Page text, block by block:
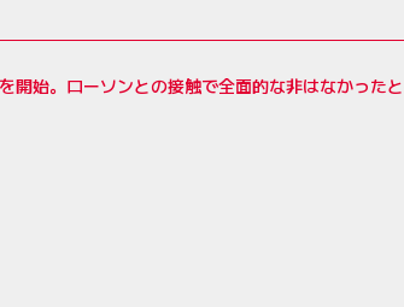
開始。ローソンとの接触で全面的な非はなかった